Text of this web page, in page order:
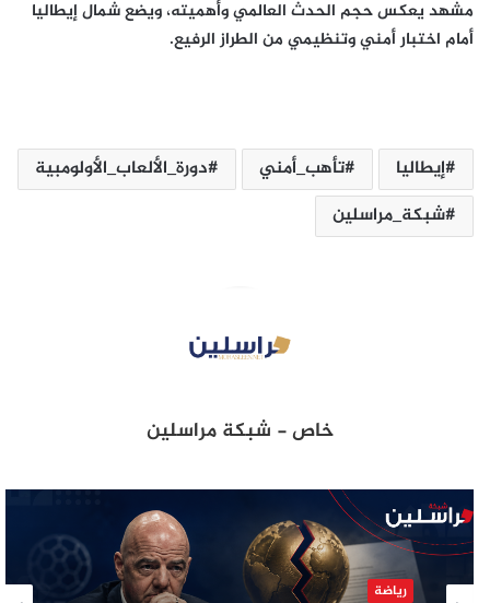
مشهد يعكس حجم الحدث العالمي وأهميته، ويضع شمال إيطاليا
أمام اختبار أمني وتنظيمي من الطراز الرفيع.
إيطاليا تأهب_أمني
دورة_الألعاب_الأولومبية
شبكة_مراسلين
خاص - شبكة مراسلين
رياضة